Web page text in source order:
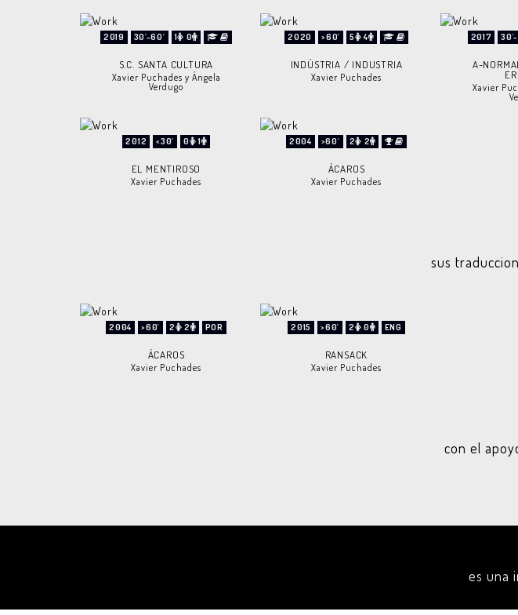
2019 30'-60' 1 0
S.C. SANTA CULTURA
Xavier Puchades y Ángela
Verdugo
2020 >60' 5 4
INDÚSTRIA / INDUSTRIA
Xavier Puchades
2017
A-
Xavier
2012 <30' 0 1
EL MENTIROSO
Xavier Puchades
2004 >60' 2 2
ÁCAROS
Xavier Puchades
sus
2004 >60' 2 2 POR
ÁCAROS
Xavier Puchades
2015 >60' 2 0 ENG
RANSACK
Xavier Puchades
con el
es una